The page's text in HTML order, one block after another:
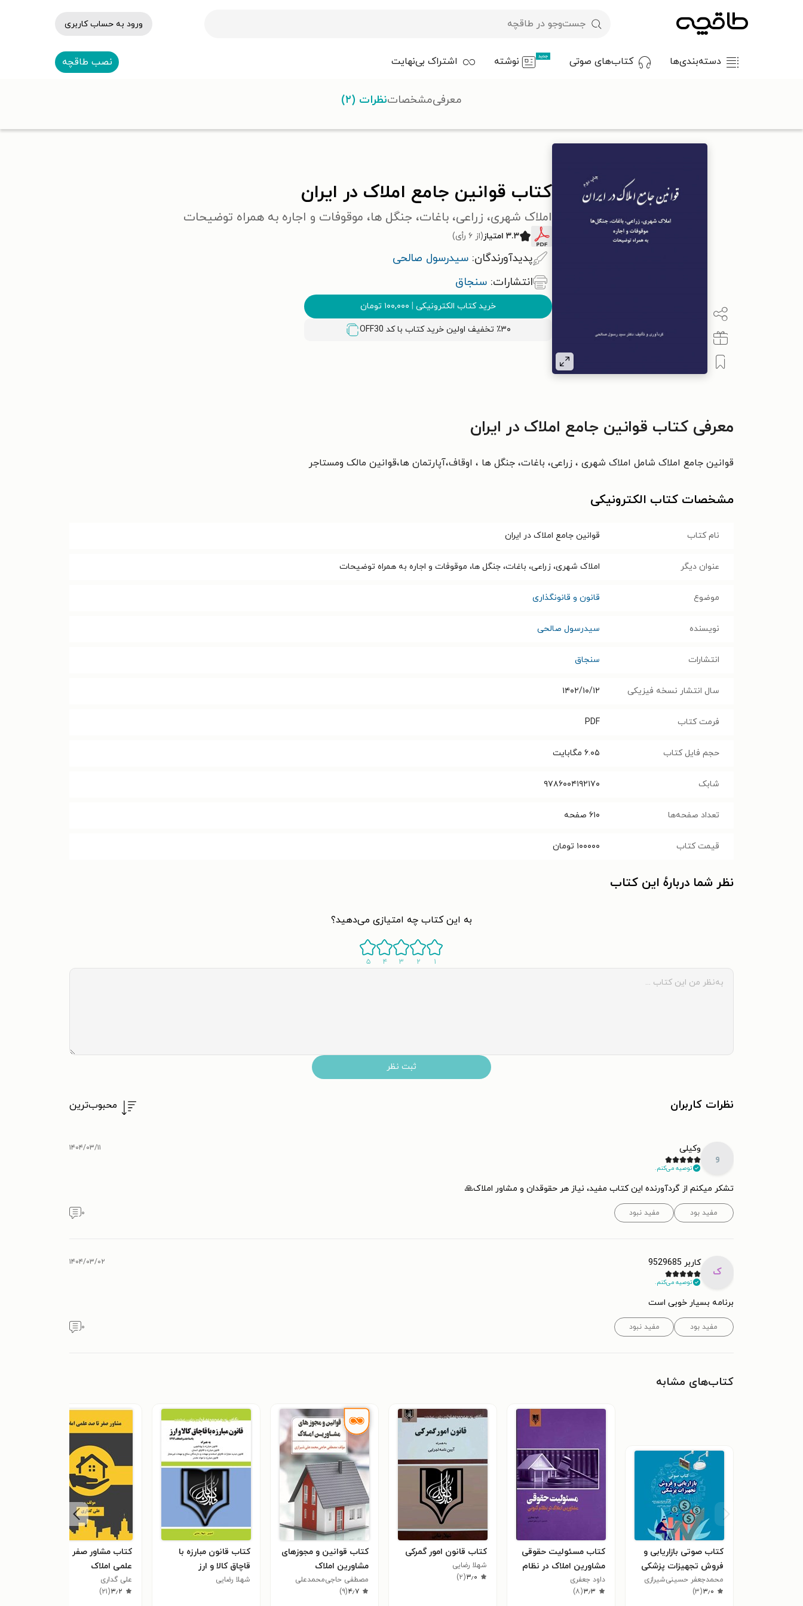
ورود به حساب کاربری
دسته‌بندی‌ها کتاب‌های صوتی جدید نوشته اشتراک بی‌نهایت نصب طاقچه
کتاب قوانین جامع املاک در ایران
املاک شهری، زراعی، باغات، جنگل ها، موقوفات و اجاره به همراه توضیحات
۳.۳ امتیاز (از ۶ رأی)
پدیدآورندگان: سیدرسول صالحی
انتشارات: سنجاق
خرید کتاب الکترونیکی | ۱۰۰,۰۰۰ تومان
٪۳۰ تخفیف اولین خرید کتاب با کد OFF30
معرفیمشخصاتنظرات (۲)
معرفی کتاب قوانین جامع املاک در ایران
قوانین جامع املاک شامل املاک شهری ، زراعی، باغات، جنگل ها ، اوقاف،آپارتمان ها،قوانین مالک ومستاجر
مشخصات کتاب الکترونیکی
نام کتاب قوانین جامع املاک در ایران
عنوان دیگر املاک شهری، زراعی، باغات، جنگل ها، موقوفات و اجاره به همراه توضیحات
موضوع قانون و قانونگذاری
نویسنده سیدرسول صالحی
انتشارات سنجاق
سال انتشار نسخه فیزیکی ۱۴۰۲/۱۰/۱۲
فرمت کتاب PDF
حجم فایل کتاب ۶.۰۵ مگابایت
شابک ۹۷۸۶۰۰۴۱۹۲۱۷۰
تعداد صفحه‌ها ۶۱۰ صفحه
قیمت کتاب ۱۰۰۰۰۰ تومان
نظر شما دربارهٔ این کتاب
به این کتاب چه امتیازی می‌دهید؟
۱ ۲ ۳ ۴ ۵
ثبت نظر
نظرات کاربران محبوب‌ترین
و
وکیلی
توصیه می‌کنم.
۱۴۰۴/۰۳/۱۱
تشکر میکنم از گردآورنده این کتاب مفید، نیاز هر حقوقدان و مشاور املاک🙏
مفید بود مفید نبود ۰
ک
کاربر 9529685
توصیه می‌کنم.
۱۴۰۴/۰۳/۰۲
برنامه بسیار خوبی است
مفید بود مفید نبود ۰
کتاب‌های مشابه
کتاب صوتی بازاریابی و
فروش تجهیزات پزشکی
محمدجعفر حسینی‌شیرازی
۳٫۰(۳)
کتاب مسئولیت حقوقی
مشاورین املاک در نظام
کنونی
داود جعفری
۳٫۳(۸)
کتاب قانون امور گمرکی
شهلا رضایی
۳٫۰(۲)
کتاب قوانین و مجوزهای
مشاورین املاک
مصطفی حاجی‌محمدعلی
شیرازی
۴٫۷(۹)
کتاب قانون مبارزه با
قاچاق کالا و ارز
شهلا رضایی
کتاب مشاور صفر تا صد
علمی املاک
علی گداری
۳٫۲(۲۱)